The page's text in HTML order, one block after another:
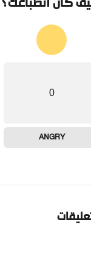
0
ANGRY